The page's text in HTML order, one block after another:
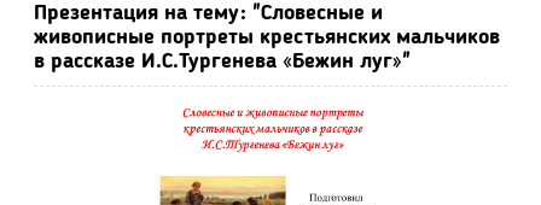
Презентация на тему: "Словесные и
живописные портреты крестьянских мальчиков
в рассказе И.С.Тургенева «Бежин луг»"